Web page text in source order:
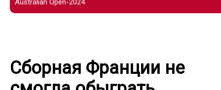
Australian Open-2024
Сборная Франции не